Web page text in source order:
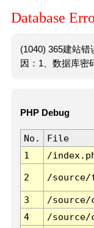
Database
(1040) 365建站
因：1、数据库密
PHP Debug
No. File
1
/
2 /source/
3 /source/
4
/source/